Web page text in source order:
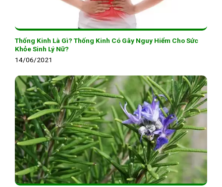
Thống Kinh Là Gì? Thống Kinh Có Gây Nguy Hiểm Cho Sức
Khỏe Sinh Lý Nữ?
14/06/2021